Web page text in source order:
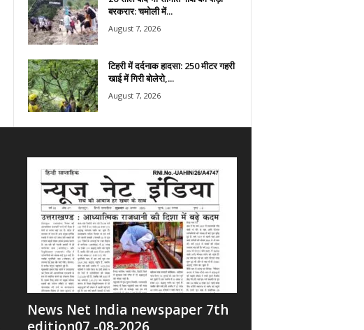
बरकरार: चमोली में...
August 7, 2026
टिहरी में दर्दनाक हादसा: 250 मीटर गहरी
खाई में गिरी बोलेरो,...
August 7, 2026
News Net India newspaper 7th